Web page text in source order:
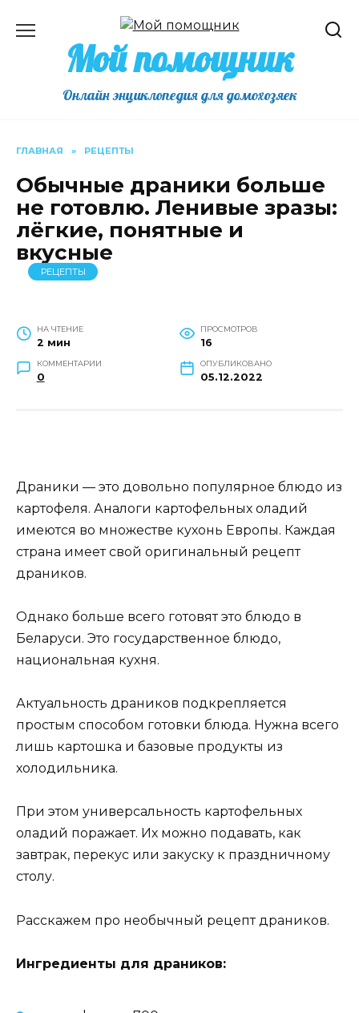
содержаниюМой помощник
Онлайн энциклопедия для домохозяек
ГЛАВНАЯ » РЕЦЕПТЫ
Обычные драники больше
не готовлю. Ленивые зразы:
лёгкие, понятные и
вкусные
РЕЦЕПТЫ
НА ЧТЕНИЕ
2 мин
ПРОСМОТРОВ
16
КОММЕНТАРИИ
0
ОПУБЛИКОВАНО
05.12.2022
Драники — это довольно популярное блюдо из
картофеля. Аналоги картофельных оладий
имеются во множестве кухонь Европы. Каждая
страна имеет свой оригинальный рецепт
драников.
Однако больше всего готовят это блюдо в
Беларуси. Это государственное блюдо,
национальная кухня.
Актуальность драников подкрепляется
простым способом готовки блюда. Нужна всего
лишь картошка и базовые продукты из
холодильника.
При этом универсальность картофельных
оладий поражает. Их можно подавать, как
завтрак, перекус или закуску к праздничному
столу.
Расскажем про необычный рецепт драников.
Ингредиенты для драников: